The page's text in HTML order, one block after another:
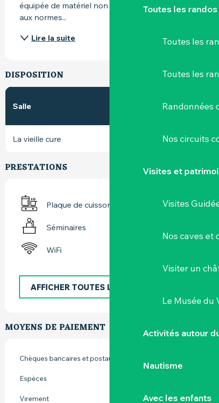
Toutes les randos
Toutes les
Toutes les
Randonnées
Nos circuits
Visites et
Visites
Nos caves et
Visiter un
Le Musée du
Activités autour
Nautisme
Avec les enfants
équipée de matériel non professionnel. Le tout
aux normes...
Lire la suite
DISPOSITION
Salle
classe
La vieille cure 32
PRESTATIONS
Plaque de cuisson
Séminaires
WiFi
AFFICHER TOUTES LES PRESTATIONS
MOYENS DE PAIEMENT
Chèques bancaires et postaux
Espèces
Virement